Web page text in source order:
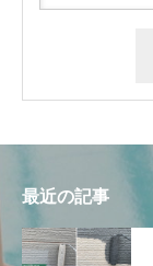
最近の記事